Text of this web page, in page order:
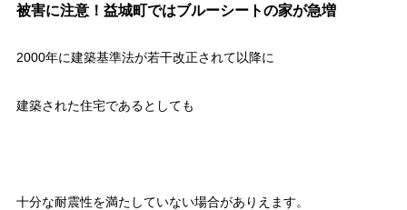
被害に注意！益城町ではブルーシートの家が急増
2000年に建築基準法が若干改正されて以降に
建築された住宅であるとしても
十分な耐震性を満たしていない場合がありえます。